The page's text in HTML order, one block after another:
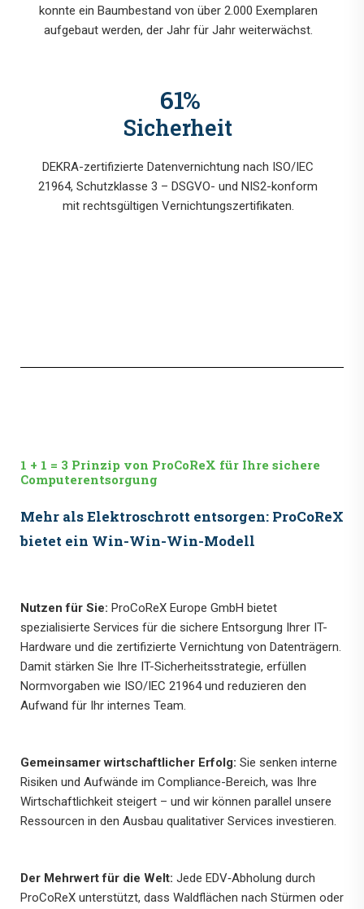
konnte ein Baumbestand von über 2.000 Exemplaren
aufgebaut werden, der Jahr für Jahr weiterwächst.
78%
Sicherheit
DEKRA-zertifizierte Datenvernichtung nach ISO/IEC
21964, Schutzklasse 3 – DSGVO- und NIS2-konform
mit rechtsgültigen Vernichtungszertifikaten.
1 + 1 = 3 Prinzip von ProCoReX für Ihre sichere
Computerentsorgung
Mehr als Elektroschrott entsorgen: ProCoReX
bietet ein Win-Win-Win-Modell
Nutzen für Sie: ProCoReX Europe GmbH bietet
spezialisierte Services für die sichere Entsorgung Ihrer IT-
Hardware und die zertifizierte Vernichtung von Datenträgern.
Damit stärken Sie Ihre IT-Sicherheitsstrategie, erfüllen
Normvorgaben wie ISO/IEC 21964 und reduzieren den
Aufwand für Ihr internes Team.
Gemeinsamer wirtschaftlicher Erfolg: Sie senken interne
Risiken und Aufwände im Compliance-Bereich, was Ihre
Wirtschaftlichkeit steigert – und wir können parallel unsere
Ressourcen in den Ausbau qualitativer Services investieren.
Der Mehrwert für die Welt: Jede EDV‑Abholung durch
ProCoReX unterstützt, dass Waldflächen nach Stürmen oder